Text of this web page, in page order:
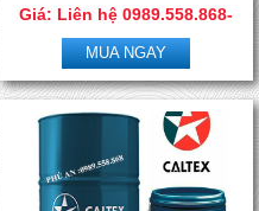
Giá: Liên hệ 0989.558.868-
0966.506.288
MUA NGAY